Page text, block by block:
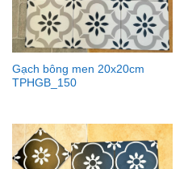
Gạch bông men 20x20cm
TPHGB_150